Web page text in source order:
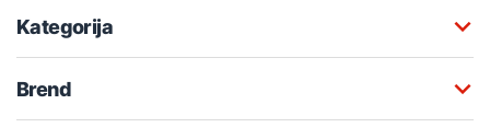
Kategorija
Brend